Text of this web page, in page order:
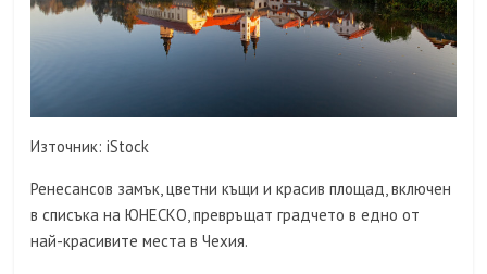
Източник: iStock
Ренесансов замък, цветни къщи и красив площад, включен
в списъка на ЮНЕСКО, превръщат градчето в едно от
най-красивите места в Чехия.